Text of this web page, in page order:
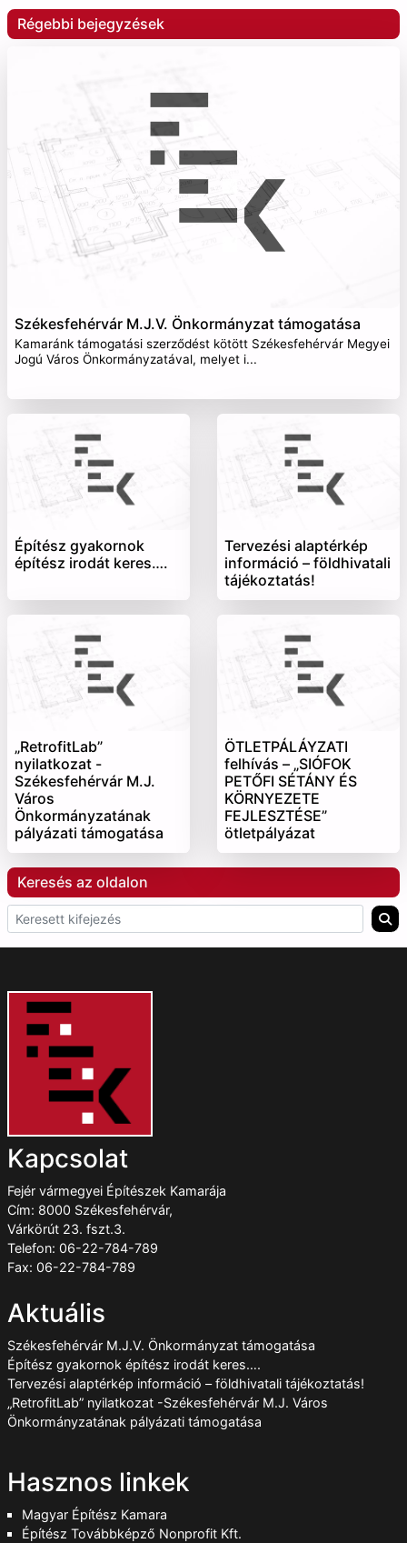
Régebbi bejegyzések
Székesfehérvár M.J.V. Önkormányzat támogatása
Kamaránk támogatási szerződést kötött Székesfehérvár Megyei
Jogú Város Önkormányzatával, melyet i...
Építész gyakornok
építész irodát keres….
Tervezési alaptérkép
információ – földhivatali
tájékoztatás!
„RetrofitLab”
nyilatkozat -
Székesfehérvár M.J.
Város
Önkormányzatának
pályázati támogatása
ÖTLETPÁLÁYZATI
felhívás – „SIÓFOK
PETŐFI SÉTÁNY ÉS
KÖRNYEZETE
FEJLESZTÉSE”
ötletpályázat
Keresés az oldalon
Kapcsolat
Fejér vármegyei Építészek Kamarája
Cím: 8000 Székesfehérvár,
Várkörút 23. fszt.3.
Telefon: 06-22-784-789
Fax: 06-22-784-789
Aktuális
Székesfehérvár M.J.V. Önkormányzat támogatása
Építész gyakornok építész irodát keres….
Tervezési alaptérkép információ – földhivatali tájékoztatás!
„RetrofitLab” nyilatkozat -Székesfehérvár M.J. Város
Önkormányzatának pályázati támogatása
Hasznos linkek
Magyar Építész Kamara
Építész Továbbképző Nonprofit Kft.